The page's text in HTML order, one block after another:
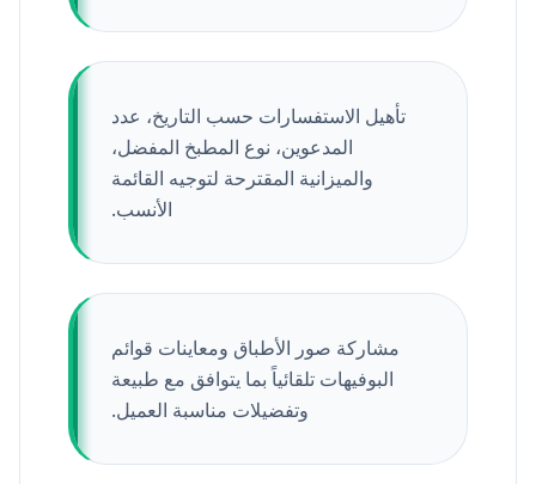
تأهيل الاستفسارات حسب التاريخ، عدد
المدعوين، نوع المطبخ المفضل،
والميزانية المقترحة لتوجيه القائمة
الأنسب.
مشاركة صور الأطباق ومعاينات قوائم
البوفيهات تلقائياً بما يتوافق مع طبيعة
وتفضيلات مناسبة العميل.